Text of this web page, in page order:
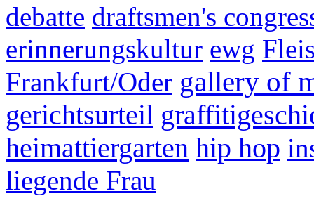
debatte draftsmen's
erinnerungskultur ewg
Frankfurt/Oder gallery of
gerichtsurteil
heimattiergarten hip hop
liegende Frau